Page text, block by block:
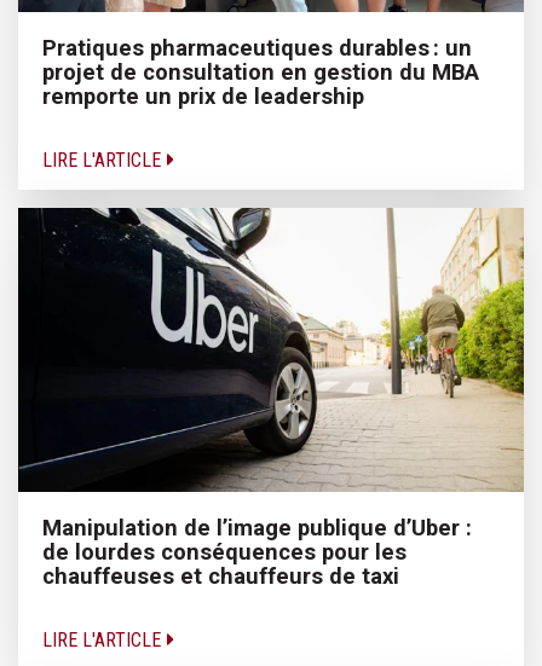
Pratiques pharmaceutiques durables : un
projet de consultation en gestion du MBA
remporte un prix de leadership
LIRE L'ARTICLE
Manipulation de l’image publique d’Uber :
de lourdes conséquences pour les
chauffeuses et chauffeurs de taxi
LIRE L'ARTICLE